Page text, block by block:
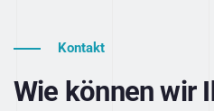
Kontakt
Wie können wir